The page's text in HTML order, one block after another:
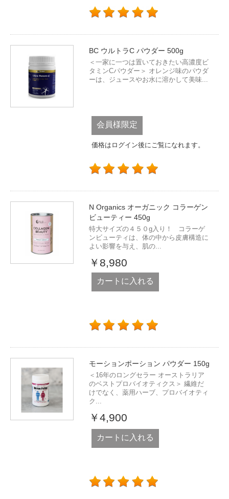
BC ウルトラC パウダー 500g
＜一家に一つは置いておきたい高濃度ビ
タミンCパウダー＞ オレンジ味のパウダ
ーは、ジュースやお水に溶かして美味...
会員様限定
価格はログイン後にご覧になれます。
N Organics オーガニック コラーゲン
ビューティー 450g
特大サイズの４５０g入り！ コラーゲ
ンビューティは、体の中から皮膚構造に
よい影響を与え、肌の...
￥8,980
カートに入れる
モーションポーション パウダー 150g
＜16年のロングセラー オーストラリア
のベストプロバイオティクス＞ 繊維だ
けでなく、薬用ハーブ、プロバイオティ
ク...
￥4,900
カートに入れる